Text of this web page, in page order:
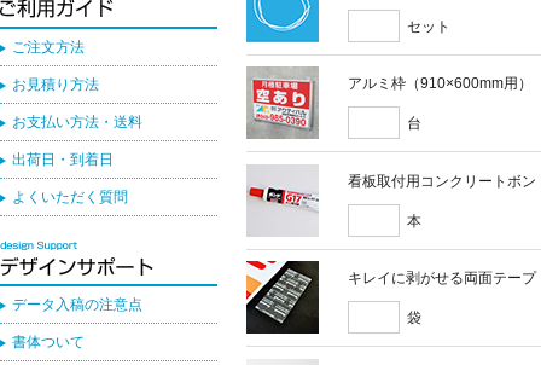
セット
アルミ枠（910×600mm用）
台
看板取付用コンクリートボン
本
キレイに剥がせる両面テープ
袋
ご注文方法
お見積り方法
お支払い方法・送料
出荷日・到着日
よくいただく質問
データ入稿の注意点
書体ついて